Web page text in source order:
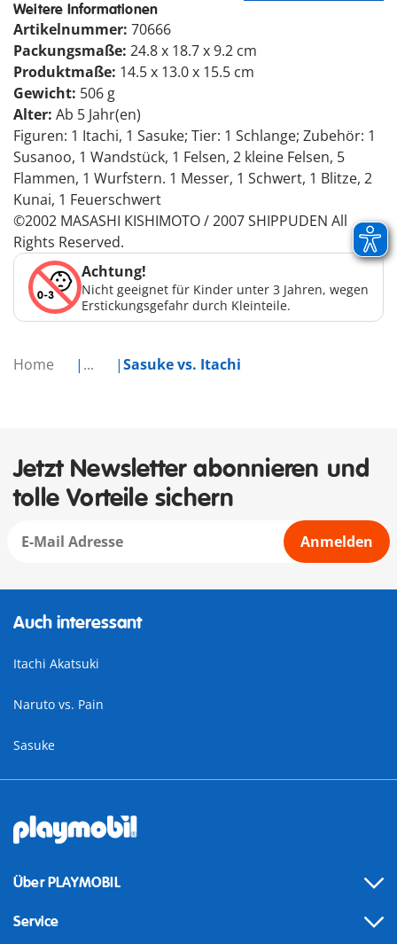
Home ... Sasuke vs. Itachi
Weitere Informationen
Artikelnummer: 70666
Packungsmaße: 24.8 x 18.7 x 9.2 cm
Produktmaße: 14.5 x 13.0 x 15.5 cm
Gewicht: 506 g
Alter: Ab 5 Jahr(en)
Figuren: 1 Itachi, 1 Sasuke; Tier: 1 Schlange; Zubehör: 1
Susanoo, 1 Wandstück, 1 Felsen, 2 kleine Felsen, 5
Flammen, 1 Wurfstern. 1 Messer, 1 Schwert, 1 Blitze, 2
Kunai, 1 Feuerschwert
©2002 MASASHI KISHIMOTO / 2007 SHIPPUDEN All
Rights Reserved.
Achtung!
Nicht geeignet für Kinder unter 3 Jahren, wegen
Erstickungsgefahr durch Kleinteile.
Jetzt Newsletter abonnieren und
tolle Vorteile sichern
Anmelden
Auch interessant
Itachi Akatsuki
Naruto vs. Pain
Sasuke
Über PLAYMOBIL
Service